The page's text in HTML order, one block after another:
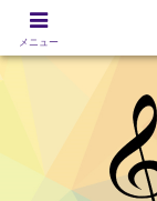
メニュー